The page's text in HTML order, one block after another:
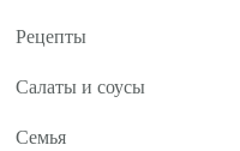
Рецепты
Салаты и соусы
Семья